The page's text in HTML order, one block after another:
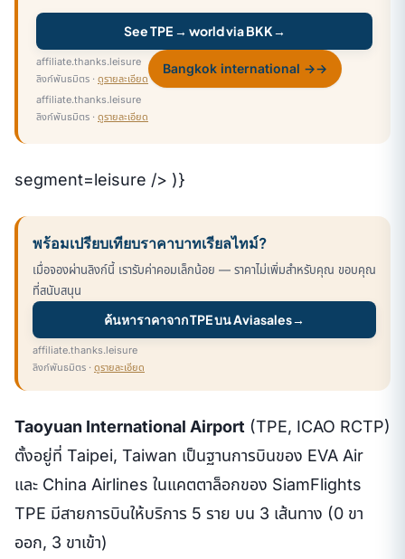
See TPE → world via BKK→
affiliate.thanks.leisure
ลิงก์พันธมิตร · ดูรายละเอียด
Bangkok international →→
affiliate.thanks.leisure
ลิงก์พันธมิตร · ดูรายละเอียด
segment=leisure /> )}
พร้อมเปรียบเทียบราคาบาทเรียลไทม์?
เมื่อจองผ่านลิงก์นี้ เรารับค่าคอมเล็กน้อย — ราคาไม่เพิ่มสำหรับคุณ ขอบคุณ
ที่สนับสนุน
ค้นหาราคาจาก TPE บน Aviasales→
affiliate.thanks.leisure
ลิงก์พันธมิตร · ดูรายละเอียด
Taoyuan International Airport (TPE, ICAO RCTP)
ตั้งอยู่ที่ Taipei, Taiwan เป็นฐานการบินของ EVA Air
และ China Airlines ในแคตตาล็อกของ SiamFlights
TPE มีสายการบินให้บริการ 5 ราย บน 3 เส้นทาง (0 ขา
ออก, 3 ขาเข้า)